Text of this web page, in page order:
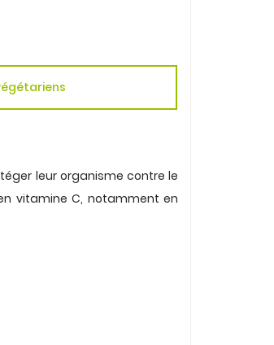
leur organisme contre le
vitamine C, notamment en